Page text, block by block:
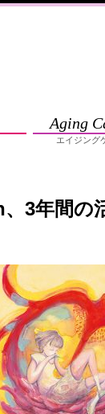
Aging
エイジング
3年間の